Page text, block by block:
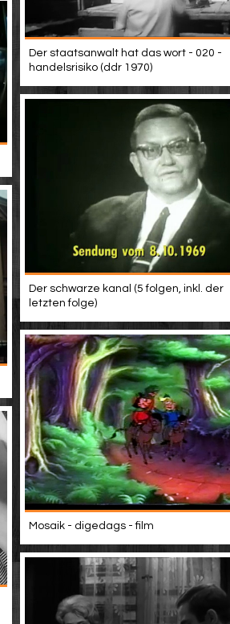
Der staatsanwalt hat das wort - 020 -
handelsrisiko (ddr 1970)
Der schwarze kanal (5 folgen, inkl. der
letzten folge)
Mosaik - digedags - film